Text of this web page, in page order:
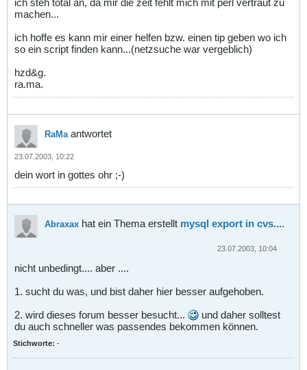
ich steh total an, da mir die zeit fehlt mich mit perl vertraut zu
machen...
ich hoffe es kann mir einer helfen bzw. einen tip geben wo ich
so ein script finden kann...(netzsuche war vergeblich)
hzd&g.
ra.ma.
RaMa antwortet
23.07.2003, 10:22
dein wort in gottes ohr ;-)
Abraxax hat ein Thema erstellt mysql export in cvs....
23.07.2003, 10:04
nicht unbedingt.... aber ....
1. sucht du was, und bist daher hier besser aufgehoben.
2. wird dieses forum besser besucht...
und daher solltest
du auch schneller was passendes bekommen können.
Stichworte: -